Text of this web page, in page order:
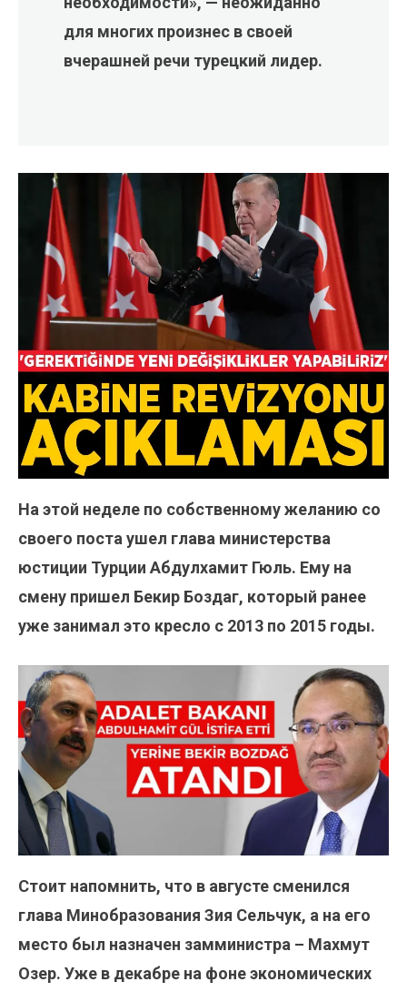
для многих произнес в своей
вчерашней речи турецкий лидер.
На этой неделе по собственному желанию со
своего поста ушел глава министерства
юстиции Турции Абдулхамит Гюль. Ему на
смену пришел Бекир Боздаг, который ранее
уже занимал это кресло с 2013 по 2015 годы.
Стоит напомнить, что в августе сменился
глава Минобразования Зия Сельчук, а на его
место был назначен замминистра – Махмут
Озер. Уже в декабре на фоне экономических